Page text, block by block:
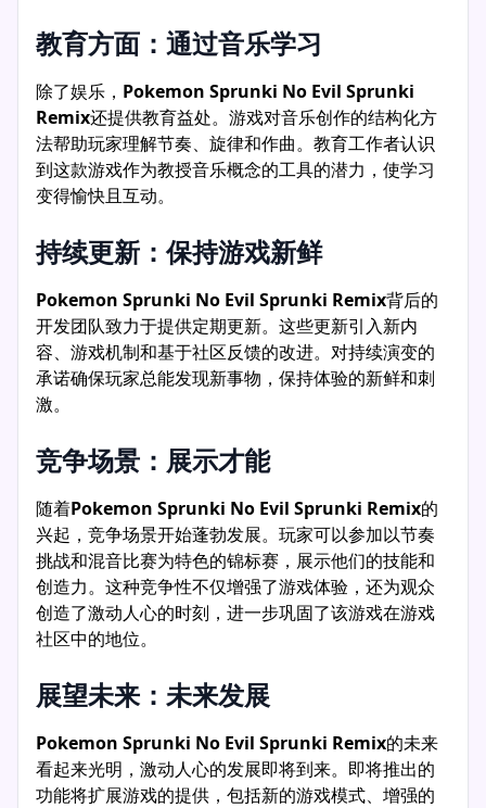
教育方面：通过音乐学习
除了娱乐， Pokemon Sprunki No Evil Sprunki
Remix还提供教育益处。游戏对音乐创作的结构化方
法帮助玩家理解节奏、旋律和作曲。教育工作者认识
到这款游戏作为教授音乐概念的工具的潜力，使学习
变得愉快且互动。
持续更新：保持游戏新鲜
Pokemon Sprunki No Evil Sprunki Remix背后的
开发团队致力于提供定期更新。这些更新引入新内
容、游戏机制和基于社区反馈的改进。对持续演变的
承诺确保玩家总能发现新事物，保持体验的新鲜和刺
激。
竞争场景：展示才能
随着Pokemon Sprunki No Evil Sprunki Remix的
兴起，竞争场景开始蓬勃发展。玩家可以参加以节奏
挑战和混音比赛为特色的锦标赛，展示他们的技能和
创造力。这种竞争性不仅增强了游戏体验，还为观众
创造了激动人心的时刻，进一步巩固了该游戏在游戏
社区中的地位。
展望未来：未来发展
Pokemon Sprunki No Evil Sprunki Remix的未来
看起来光明，激动人心的发展即将到来。即将推出的
功能将扩展游戏的提供，包括新的游戏模式、增强的